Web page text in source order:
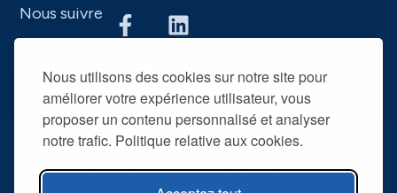
Nous utilisons des cookies sur notre site pour
améliorer votre expérience utilisateur, vous
proposer un contenu personnalisé et analyser
notre trafic. Politique relative aux cookies.
Nous suivre
accompagnons une équipe d’experts du recrutement et
des outils performants, afin de mieux répondre à leurs
spécificités et leurs attentes. La mise à disposition de
collaborateurs intérimaires qualifiés permet de devenir leur
partenaire RH privilégié dans la durée.